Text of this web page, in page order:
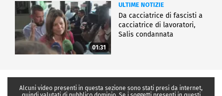
01:31
ULTIME NOTIZIE
Da cacciatrice di fascisti a
cacciatrice di lavoratori,
Salis condannata
Alcuni video presenti in questa sezione sono stati presi da internet,